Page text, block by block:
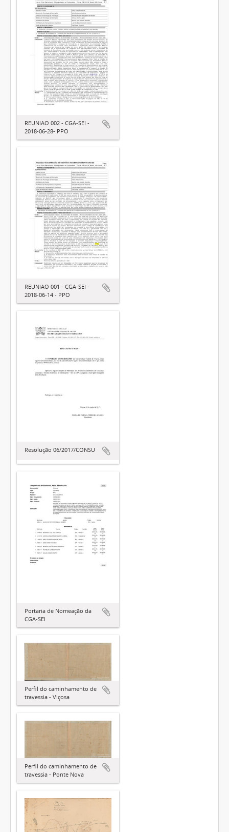
REUNIAO 002 - CGA-SEI -
2018-06-28- PPO
REUNIAO 001 - CGA-SEI -
2018-06-14 - PPO
Resolução 06/2017/CONSU
Portaria de Nomeação da
CGA-SEI
Perfil do caminhamento de
travessia - Viçosa
Perfil do caminhamento de
travessia - Ponte Nova